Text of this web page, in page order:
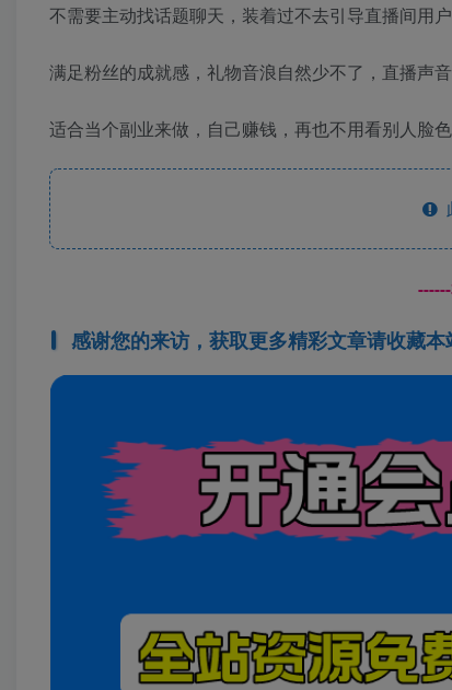
不需要主动找话题聊天，装着过不去引导直播间用户
满足粉丝的成就感，礼物音浪自然少不了，直播声
适合当个副业来做，自己赚钱，再也不用看别人脸色
感谢您的来访，获取更多精彩文章请收藏本